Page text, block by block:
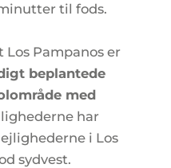
til fods.
Pampanos er
beplantede
med
har
i Los
sydvest.